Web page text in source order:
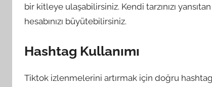
bir kitleye ulaşabilirsiniz. Kendi tarzınızı
hesabınızı büyütebilirsiniz.
Hashtag Kullanımı
Tiktok izlenmelerini artırmak için doğru